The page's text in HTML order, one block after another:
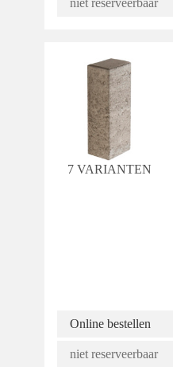
niet reserveerbaar
7 VARIANTEN
Online bestellen
niet reserveerbaar